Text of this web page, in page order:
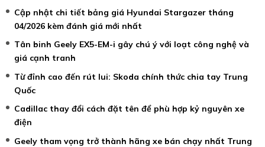
Cập nhật chi tiết bảng giá Hyundai Stargazer tháng
04/2026 kèm đánh giá mới nhất
Tân binh Geely EX5-EM-i gây chú ý với loạt công nghệ và
giá cạnh tranh
Từ đỉnh cao đến rút lui: Skoda chính thức chia tay Trung
Quốc
Cadillac thay đổi cách đặt tên để phù hợp kỷ nguyên xe
điện
Geely tham vọng trở thành hãng xe bán chạy nhất Trung